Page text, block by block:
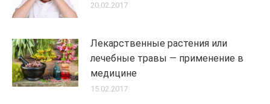
20.02.2017
Лекарственные растения или
лечебные травы — применение в
медицине
15.02.2017